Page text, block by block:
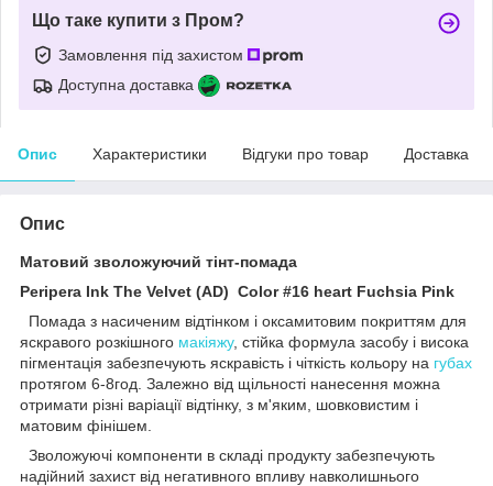
Що таке купити з Пром?
Замовлення під захистом
Доступна доставка
Опис Характеристики Відгуки про товар Доставка
Опис
Матовий зволожуючий тінт-помада
Peripera Ink The Velvet (AD) Color #16 heart Fuchsia Pink
Помада з насиченим відтінком і оксамитовим покриттям для
яскравого розкішного макіяжу, стійка формула засобу і висока
пігментація забезпечують яскравість і чіткість кольору на губах
протягом 6-8год. Залежно від щільності нанесення можна
отримати різні варіації відтінку, з м'яким, шовковистим і
матовим фінішем.
Зволожуючі компоненти в складі продукту забезпечують
надійний захист від негативного впливу навколишнього